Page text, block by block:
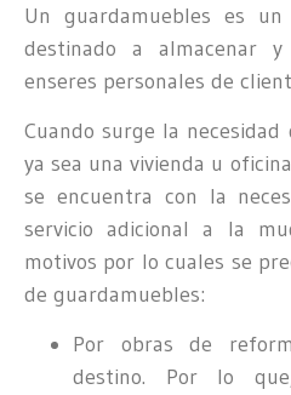
Un guardamuebles es
destinado a almacenar
enseres personales de
Cuando surge la
ya sea una vivienda u
se encuentra con la
servicio adicional a la
motivos por lo cuales se
de guardamuebles:
Por obras de
destino. Por lo